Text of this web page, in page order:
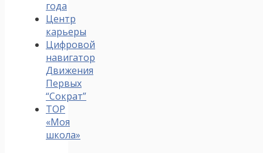
года
Центр
карьеры
Цифровой
навигатор
Движения
Первых
“Сократ”
ТОР
«Моя
школа»